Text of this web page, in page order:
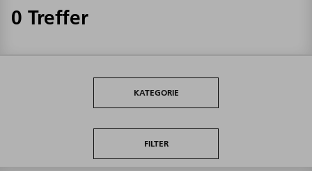
0 Treffer
KATEGORIE
FILTER